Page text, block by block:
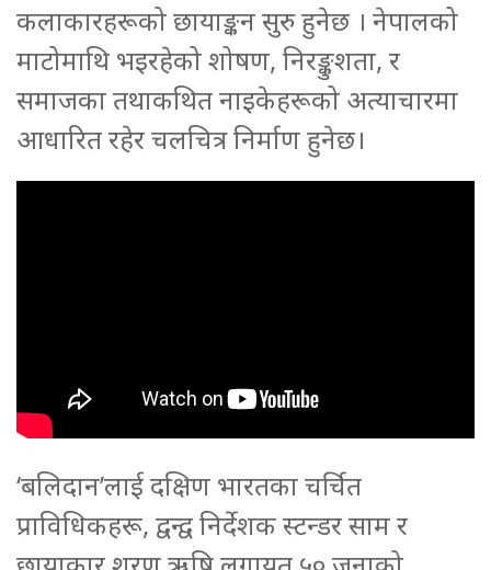
कलाकारहरूको छायाङ्कन सुरु हुनेछ । नेपालको
माटोमाथि भइरहेको शोषण, निरङ्कुशता, र
समाजका तथाकथित नाइकेहरूको अत्याचारमा
आधारित रहेर चलचित्र निर्माण हुनेछ।
‘बलिदान’लाई दक्षिण भारतका चर्चित
प्राविधिकहरू, द्वन्द्व निर्देशक स्टन्डर साम र